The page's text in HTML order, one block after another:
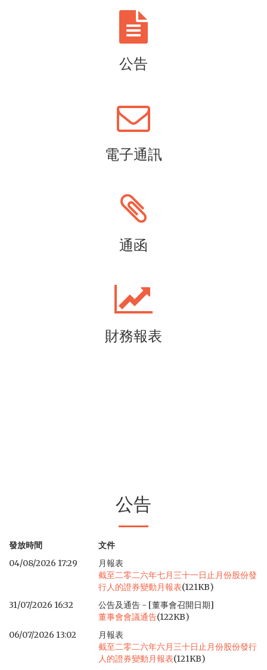
公告
電子通訊
通函
財務報表
公告
發放時間
文件
04/08/2026 17:29
月報表
截至二零二六年七月三十一日止月份股份發
行人的證券變動月報表(121KB)
31/07/2026 16:32
公告及通告 - [董事會召開日期]
董事會會議通告(122KB)
06/07/2026 13:02
月報表
截至二零二六年六月三十日止月份股份發行
人的證券變動月報表(121KB)